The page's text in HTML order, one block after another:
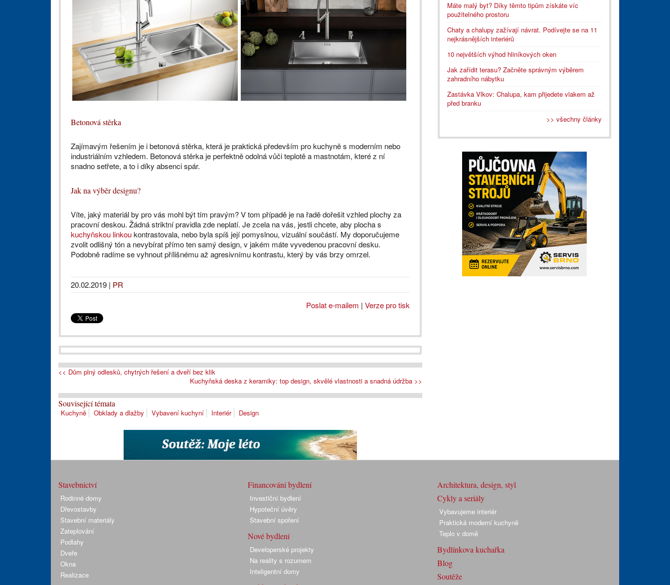
Betonová stěrka
Zajímavým řešením je i betonová stěrka, která je praktická především pro kuchyně s moderním nebo
industriálním vzhledem. Betonová stěrka je perfektně odolná vůči teplotě a mastnotám, které z ní
snadno setřete, a to i díky absenci spár.
Jak na výběr designu?
Víte, jaký materiál by pro vás mohl být tím pravým? V tom případě je na řadě dořešit vzhled plochy za
pracovní deskou. Žádná striktní pravidla zde neplatí. Je zcela na vás, jestli chcete, aby plocha s
kuchyňskou linkoukontrastovala, nebo byla spíš její pomyslnou, vizuální součástí. My doporučujeme
zvolit odlišný tón a nevybírat přímo ten samý design, v jakém máte vyvedenou pracovní desku.
Podobně radíme se vyhnout přílišnému až agresivnímu kontrastu, který by vás brzy omrzel.
20.02.2019 | PR
Poslat e-mailem | Verze pro tisk
<< Dům plný odlesků, chytrých řešení a dveří bez klik
Kuchyňská deska z keramiky: top design, skvělé vlastnosti a snadná údržba >>
Související témata
Kuchyně Obklady a dlažby Vybavení kuchyní Interiér Design
Máte malý byt? Díky těmto tipům získáte víc
použitelného prostoru
Chaty a chalupy zažívají návrat. Podívejte se na 11
nejkrásnějších interiérů
10 největších výhod hliníkových oken
Jak zařídit terasu? Začněte správným výběrem
zahradního nábytku
Zastávka Vlkov: Chalupa, kam přijedete vlakem až
před branku
>> všechny články
Stavebnictví
Rodinné domy
Dřevostavby
Stavební materiály
Zateplování
Podlahy
Dveře
Okna
Realizace
Financování bydlení
Investiční bydlení
Hypoteční úvěry
Stavební spoření
Nové bydlení
Developerské projekty
Na reality s rozumem
Inteligentní domy
Architektura, design, styl
Cykly a seriály
Vybavujeme interiér
Praktická moderní kuchyně
Teplo v domě
Bydlínkova kuchařka
Blog
Soutěže